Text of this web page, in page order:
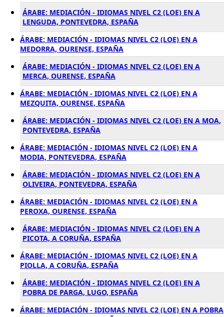
ÁRABE: MEDIACIÓN - IDIOMAS NIVEL C2 (LOE) EN A
LENGUDA, PONTEVEDRA, ESPAÑA
ÁRABE: MEDIACIÓN - IDIOMAS NIVEL C2 (LOE) EN A
MEDORRA, OURENSE, ESPAÑA
ÁRABE: MEDIACIÓN - IDIOMAS NIVEL C2 (LOE) EN A
MERCA, OURENSE, ESPAÑA
ÁRABE: MEDIACIÓN - IDIOMAS NIVEL C2 (LOE) EN A
MEZQUITA, OURENSE, ESPAÑA
ÁRABE: MEDIACIÓN - IDIOMAS NIVEL C2 (LOE) EN A MOA,
PONTEVEDRA, ESPAÑA
ÁRABE: MEDIACIÓN - IDIOMAS NIVEL C2 (LOE) EN A
MODIA, PONTEVEDRA, ESPAÑA
ÁRABE: MEDIACIÓN - IDIOMAS NIVEL C2 (LOE) EN A
OLIVEIRA, PONTEVEDRA, ESPAÑA
ÁRABE: MEDIACIÓN - IDIOMAS NIVEL C2 (LOE) EN A
PEROXA, OURENSE, ESPAÑA
ÁRABE: MEDIACIÓN - IDIOMAS NIVEL C2 (LOE) EN A
PICOTA, A CORUÑA, ESPAÑA
ÁRABE: MEDIACIÓN - IDIOMAS NIVEL C2 (LOE) EN A
PIOLLA, A CORUÑA, ESPAÑA
ÁRABE: MEDIACIÓN - IDIOMAS NIVEL C2 (LOE) EN A
POBRA DE PARGA, LUGO, ESPAÑA
ÁRABE: MEDIACIÓN - IDIOMAS NIVEL C2 (LOE) EN A POBRA